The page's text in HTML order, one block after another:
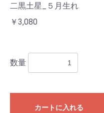
二黒土星_５月生れ
￥3,080
数量
カートに入れる